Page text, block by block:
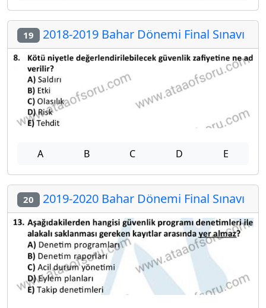
19 2018-2019 Bahar Dönemi Final Sınavı
A B C D E
20 2019-2020 Bahar Dönemi Final Sınavı